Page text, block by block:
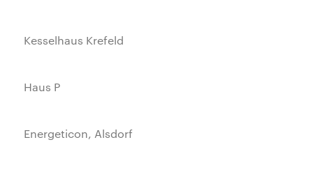
Kesselhaus Krefeld
Haus P
Energeticon, Alsdorf